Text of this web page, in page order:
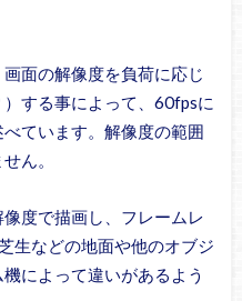
面の解像度を負荷に応じ
する事によって、60fpsに
ています。解像度の範囲
ん。
度で描画し、フレームレ
生などの地面や他のオブジ
によって違いがあるよう